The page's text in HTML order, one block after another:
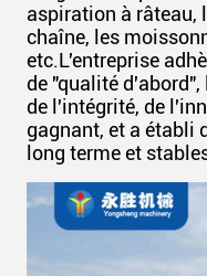
aspiration à râteau,
chaîne, les
etc.L'entreprise
de "qualité
de l'intégrité, de
gagnant, et a établi
long terme et